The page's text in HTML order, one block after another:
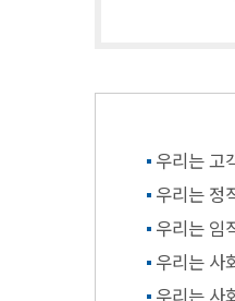
우리는 고
우리는 정
우리는 임
우리는 사